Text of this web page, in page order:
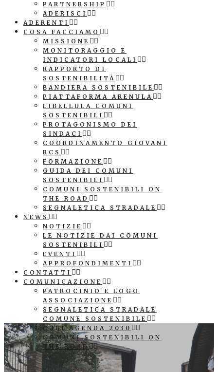
PARTNERSHIP
ADERISCI
ADERENTI
COSA FACCIAMO
MISSIONE
MONITORAGGIO E
INDICATORI LOCALI
RAPPORTO DI
SOSTENIBILITÀ
BANDIERA SOSTENIBILE
PIATTAFORMA ARENULA
LIBELLULA COMUNI
SOSTENIBILI
PROTAGONISMO DEI
SINDACI
COORDINAMENTO GIOVANI
RCS
FORMAZIONE
GUIDA DEI COMUNI
SOSTENIBILI
COMUNI SOSTENIBILI ON
THE ROAD
SEGNALETICA STRADALE
NEWS
NOTIZIE
LE NOTIZIE DAI COMUNI
SOSTENIBILI
EVENTI
APPROFONDIMENTI
CONTATTI
COMUNICAZIONE
PATROCINIO E LOGO
ASSOCIAZIONE
SEGNALETICA STRADALE
COMUNE SOSTENIBILE
CUBI AGENDA 2030
COMUNI SOSTENIBILI ON
THE ROAD